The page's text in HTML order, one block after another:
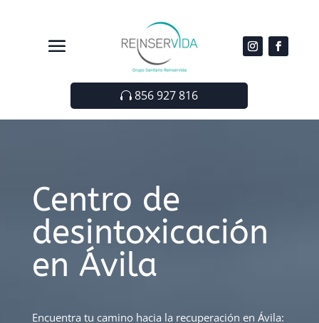
856 927 816
Centro de
desintoxicación
en Ávila
Encuentra tu camino hacia la recuperación en Ávila: